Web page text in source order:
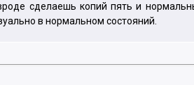
сделаешь копий пять и
в нормальном состояний.